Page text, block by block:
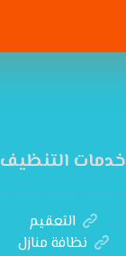
خدمات التنظيف
التعقيم
نظافة منازل